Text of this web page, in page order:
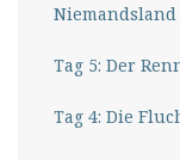
Niemandsland
Tag 5: Der
Tag 4: Die